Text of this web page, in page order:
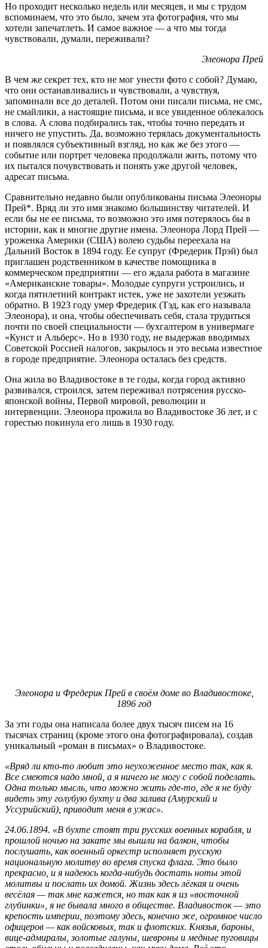
Но проходит несколько недель или месяцев, и мы с трудом
вспоминаем, что это было, зачем эта фотография, что мы
хотели запечатлеть. И самое важное — а что мы тогда
чувствовали, думали, переживали?
Элеонора Прей
В чем же секрет тех, кто не мог унести фото с собой? Думаю,
что они останавливались и чувствовали, а чувствуя,
запоминали все до деталей. Потом они писали письма, не смс,
не смайлики, а настоящие письма, и все увиденное облекалось
в слова. А слова подбирались так, чтобы точно передать и
ничего не упустить. Да, возможно терялась документальность
и появлялся субъективный взгляд, но как же без этого —
событие или портрет человека продолжали жить, потому что
их пытался почувствовать и понять уже другой человек,
адресат письма.
Сравнительно недавно были опубликованы письма Элеоноры
Прей*. Вряд ли это имя знакомо большинству читателей. И
если бы не ее письма, то возможно это имя потерялось бы в
истории, как и многие другие имена. Элеонора Лорд Прей —
уроженка Америки (США) волею судьбы переехала на
Дальний Восток в 1894 году. Ее супруг (Фредерик Прэй) был
приглашен родственником в качестве помощника в
коммерческом предприятии — его ждала работа в магазине
«Американские товары». Молодые супруги устроились, и
когда пятилетний контракт истек, уже не захотели уезжать
обратно. В 1923 году умер Фредерик (Тэд, как его называла
Элеонора), и она, чтобы обеспечивать себя, стала трудиться
почти по своей специальности — бухгалтером в универмаге
«Кунст и Альберс». Но в 1930 году, не выдержав вводимых
Советской Россией налогов, закрылось и это весьма известное
в городе предприятие. Элеонора осталась без средств.
Она жила во Владивостоке в те годы, когда город активно
развивался, строился, затем переживал потрясения русско-
японской войны, Первой мировой, революции и
интервенции. Элеонора прожила во Владивостоке 36 лет, и с
горестью покинула его лишь в 1930 году.
Элеонора и Фредерик Прей в своём доме во Владивостоке,
1896 год
За эти годы она написала более двух тысяч писем на 16
тысячах страниц (кроме этого она фотографировала), создав
уникальный «роман в письмах» о Владивостоке.
«Вряд ли кто-то любит это неухоженное место так, как я.
Все смеются надо мной, а я ничего не могу с собой поделать.
Одна только мысль, что можно жить где-то, где я не буду
видеть эту голубую бухту и два залива (Амурский и
Уссурийский), приводит меня в ужас».
24.06.1894. «В бухте стоят три русских военных корабля, и
прошлой ночью на закате мы вышли на балкон, чтобы
послушать, как военный оркестр исполняет русскую
национальную молитву во время спуска флага. Это было
прекрасно, и я надеюсь когда-нибудь достать ноты этой
молитвы и послать их домой. Жизнь здесь лёгкая и очень
весёлая — так мне кажется, но так как я из «восточной
глубинки», я не бывала много в обществе. Владивосток — это
крепость империи, поэтому здесь, конечно же, огромное число
офицеров — как войсковых, так и флотских. Князья, бароны,
вице-адмиралы, золотые галуны, шевроны и медные пуговицы